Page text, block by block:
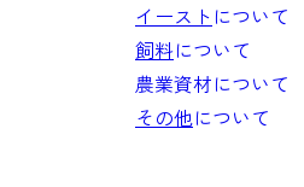
イースト について
飼料について
農業資材について
その他について